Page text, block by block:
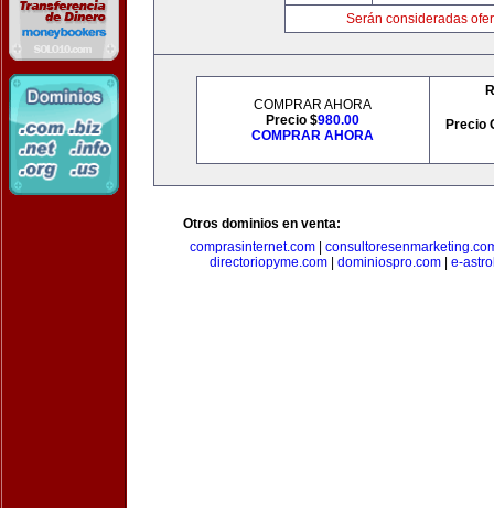
Serán consideradas
COMPRAR AHORA
Precio $980.00
COMPRAR AHORA
Precio
Otros dominios en venta:
comprasinternet.com|
directoriopyme.com| dominiospro.com| e-